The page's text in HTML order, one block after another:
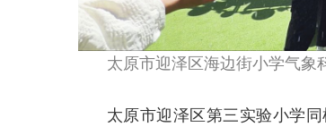
太原市迎泽区海边街小学气象
太原市迎泽区第三实验小学